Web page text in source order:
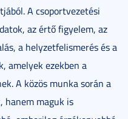
A csoportvezetési
az értő figyelem, az
a helyzetfelismerés és a
amelyek ezekben a
A közös munka során a
hanem maguk is